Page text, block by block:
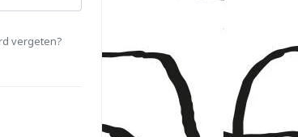
vergeten?